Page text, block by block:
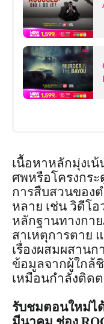
เนื้อหาหลักมุ่งเ
ศพหรือโครงกร
การสืบสวนของ
หลาย เช่น วิดีโ
หลักฐานทางกา
สาเหตุการตาย
เรื่องผสมผสาน
ข้อมูลจากผู้ใกล้
เหมือนกำลังติด
รับชมตอนใหม่ไ